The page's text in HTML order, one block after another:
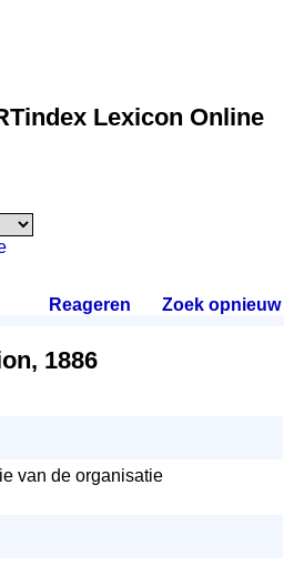
Lexicon Online
Reageren Zoek opnieuw.
1886
van de organisatie